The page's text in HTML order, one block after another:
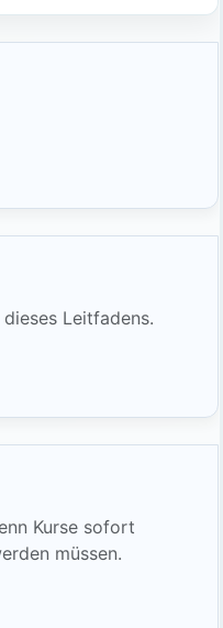
Leitfadens.
Kurse sofort
müssen.